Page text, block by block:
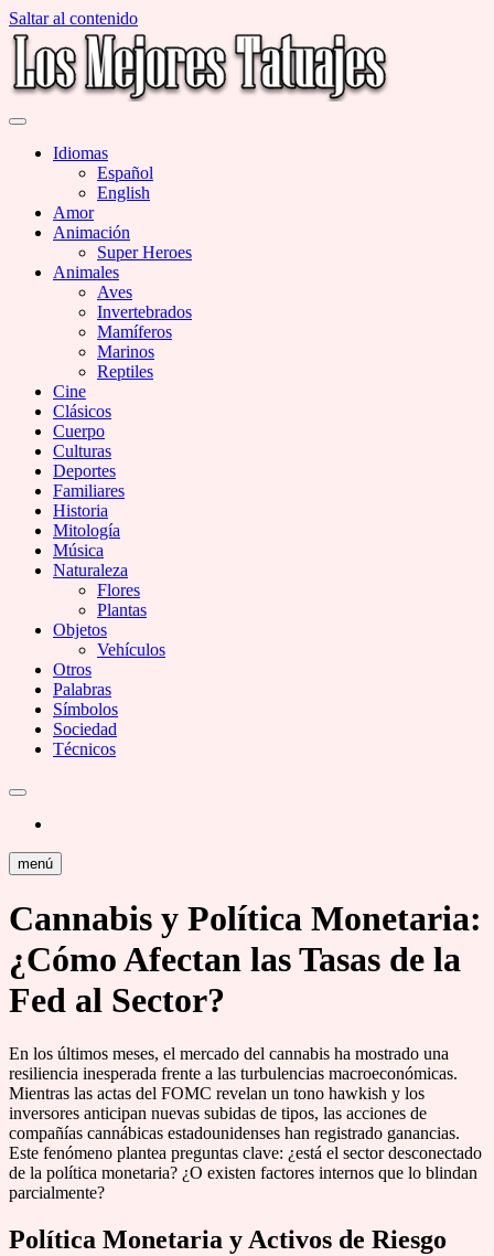
Saltar al contenido
Miles de Imágenes de Tatuajes en Galerías
Idiomas
Español
English
Amor
Animación
Super Heroes
Animales
Aves
Invertebrados
Mamíferos
Marinos
Reptiles
Cine
Clásicos
Cuerpo
Culturas
Deportes
Familiares
Historia
Mitología
Música
Naturaleza
Flores
Plantas
Objetos
Vehículos
Otros
Palabras
Símbolos
Sociedad
Técnicos
menú
Cannabis y Política Monetaria:
¿Cómo Afectan las Tasas de la
Fed al Sector?
En los últimos meses, el mercado del cannabis ha mostrado una
resiliencia inesperada frente a las turbulencias macroeconómicas.
Mientras las actas del FOMC revelan un tono hawkish y los
inversores anticipan nuevas subidas de tipos, las acciones de
compañías cannábicas estadounidenses han registrado ganancias.
Este fenómeno plantea preguntas clave: ¿está el sector desconectado
de la política monetaria? ¿O existen factores internos que lo blindan
parcialmente?
Política Monetaria y Activos de Riesgo